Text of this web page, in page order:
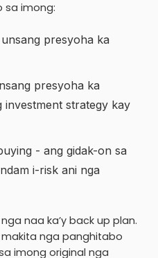
sa imong:
presyoha ka
presyoha ka
investment strategy kay
- ang gidak-on sa
i-risk ani nga
naa ka’y back up plan.
makita nga panghitabo
imong original nga